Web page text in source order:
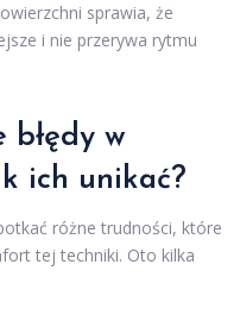
sprawia, że
i nie przerywa rytmu
błędy w
ich unikać?
różne trudności, które
tej techniki. Oto kilka